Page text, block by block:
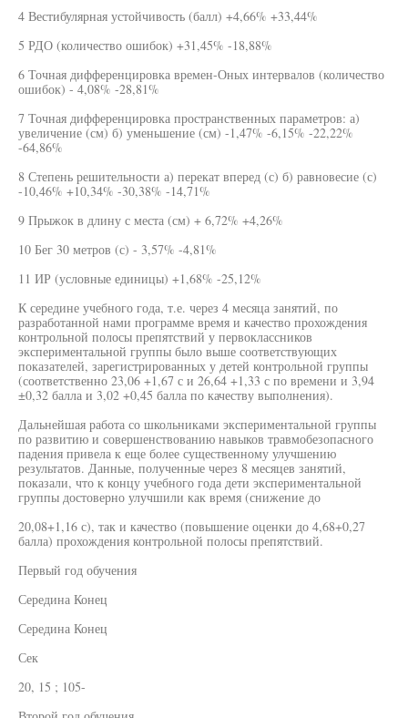
4 Вестибулярная устойчивость (балл) +4,66% +33,44%
5 РДО (количество ошибок) +31,45% -18,88%
6 Точная дифференцировка времен-Оных интервалов (количество
ошибок) - 4,08% -28,81%
7 Точная дифференцировка пространственных параметров: а)
увеличение (см) б) уменьшение (см) -1,47% -6,15% -22,22%
-64,86%
8 Степень решительности а) перекат вперед (с) б) равновесие (с)
-10,46% +10,34% -30,38% -14,71%
9 Прыжок в длину с места (см) + 6,72% +4,26%
10 Бег 30 метров (с) - 3,57% -4,81%
11 ИР (условные единицы) +1,68% -25,12%
К середине учебного года, т.е. через 4 месяца занятий, по
разработанной нами программе время и качество прохождения
контрольной полосы препятствий у первоклассников
экспериментальной группы было выше соответствующих
показателей, зарегистрированных у детей контрольной группы
(соответственно 23,06 +1,67 с и 26,64 +1,33 с по времени и 3,94
±0,32 балла и 3,02 +0,45 балла по качеству выполнения).
Дальнейшая работа со школьниками экспериментальной группы
по развитию и совершенствованию навыков травмобезопасного
падения привела к еще более существенному улучшению
результатов. Данные, полученные через 8 месяцев занятий,
показали, что к концу учебного года дети экспериментальной
группы достоверно улучшили как время (снижение до
20,08+1,16 с), так и качество (повышение оценки до 4,68+0,27
балла) прохождения контрольной полосы препятствий.
Первый год обучения
Середина Конец
Середина Конец
Сек
20, 15 ; 105-